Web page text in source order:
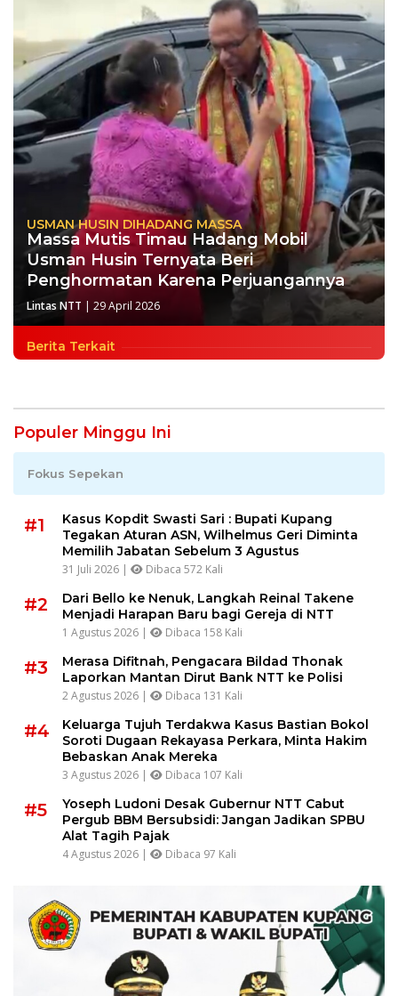
USMAN HUSIN DIHADANG MASSA
Massa Mutis Timau Hadang Mobil
Usman Husin Ternyata Beri
Penghormatan Karena Perjuangannya
Lintas NTT | 29 April 2026
Berita Terkait
Populer Minggu Ini
Fokus Sepekan
#1
Kasus Kopdit Swasti Sari : Bupati Kupang
Tegakan Aturan ASN, Wilhelmus Geri Diminta
Memilih Jabatan Sebelum 3 Agustus
31 Juli 2026 | Dibaca 572 Kali
#2
Dari Bello ke Nenuk, Langkah Reinal Takene
Menjadi Harapan Baru bagi Gereja di NTT
1 Agustus 2026 | Dibaca 158 Kali
#3
Merasa Difitnah, Pengacara Bildad Thonak
Laporkan Mantan Dirut Bank NTT ke Polisi
2 Agustus 2026 | Dibaca 131 Kali
#4
Keluarga Tujuh Terdakwa Kasus Bastian Bokol
Soroti Dugaan Rekayasa Perkara, Minta Hakim
Bebaskan Anak Mereka
3 Agustus 2026 | Dibaca 107 Kali
#5
Yoseph Ludoni Desak Gubernur NTT Cabut
Pergub BBM Bersubsidi: Jangan Jadikan SPBU
Alat Tagih Pajak
4 Agustus 2026 | Dibaca 97 Kali